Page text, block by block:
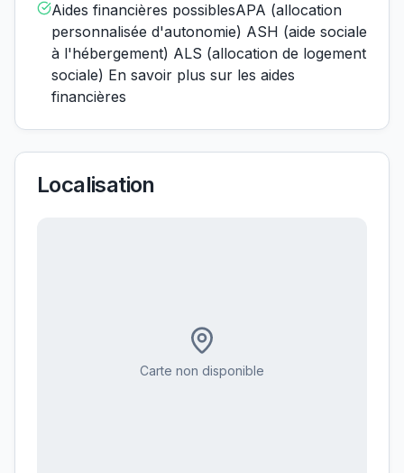
Aides financières possiblesAPA (allocation
personnalisée d'autonomie) ASH (aide sociale
à l'hébergement) ALS (allocation de logement
sociale) En savoir plus sur les aides
financières
Localisation
Carte non disponible